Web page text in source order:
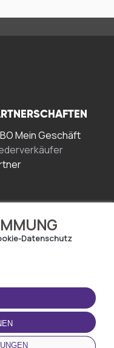
Datenschutz
Mein Geschäft
SIE DIE APP